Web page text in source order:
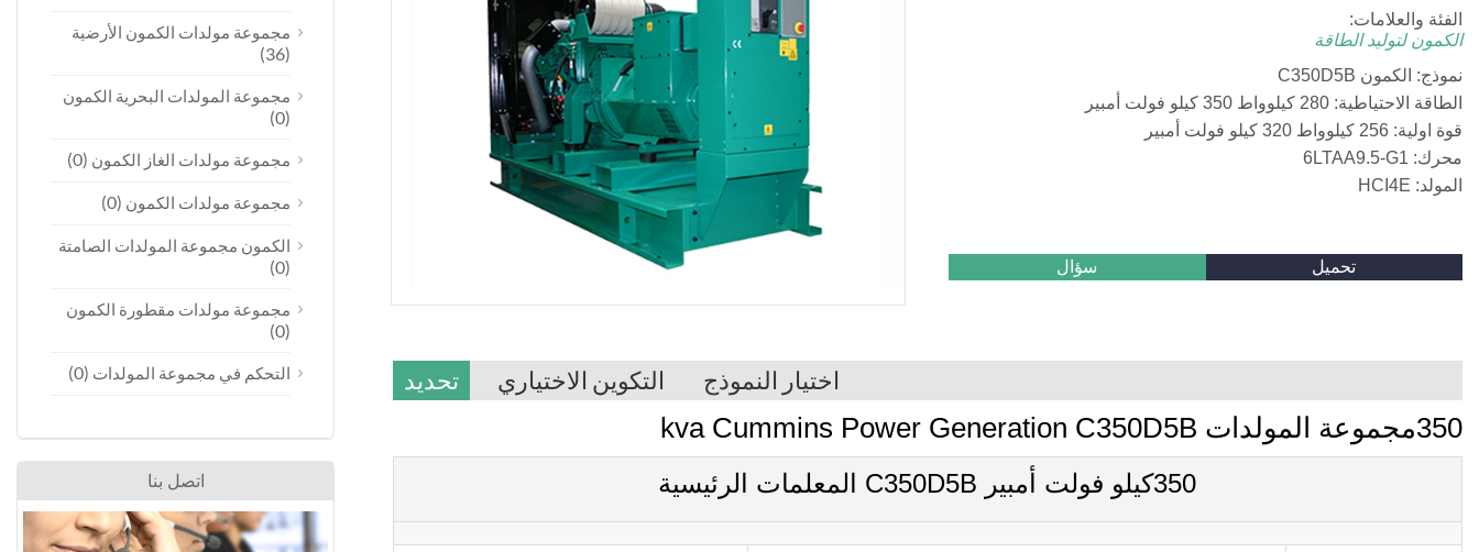
الفئة والعلامات:
الكمون لتوليد الطاقة
نموذج: الكمون C350D5B
الطاقة الاحتياطية: 280 كيلوواط 350 كيلو فولت أمبير
قوة اولية: 256 كيلوواط 320 كيلو فولت أمبير
محرك: 6LTAA9.5-G1
المولد: HCI4E
تحميل سؤال
تحديد التكوين الاختياري اختيار النموذج
350مجموعة المولدات kva Cummins Power Generation C350D5B
350كيلو فولت أمبير C350D5B المعلمات الرئيسية
مجموعة مولدات الكمون الأرضية
(36)
مجموعة المولدات البحرية الكمون
(0)
مجموعة مولدات الغاز الكمون (0)
مجموعة مولدات الكمون (0)
الكمون مجموعة المولدات الصامتة
(0)
مجموعة مولدات مقطورة الكمون
(0)
التحكم في مجموعة المولدات (0)
اتصل بنا